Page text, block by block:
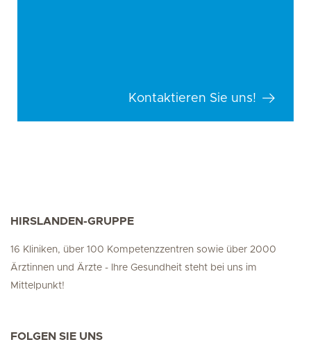
Kontaktieren Sie uns!
HIRSLANDEN-GRUPPE
16 Kliniken, über 100 Kompetenzzentren sowie über 2000
Ärztinnen und Ärzte - Ihre Gesundheit steht bei uns im
Mittelpunkt!
FOLGEN SIE UNS